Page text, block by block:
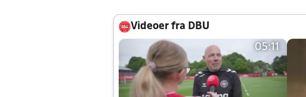
Videoer fra DBU
05:11